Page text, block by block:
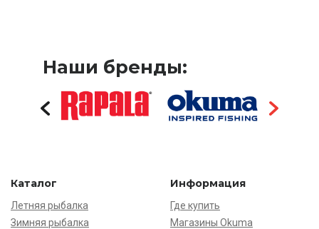
Наши бренды:
Каталог
Летняя рыбалка
Зимняя рыбалка
Информация
Где купить
Магазины Okuma